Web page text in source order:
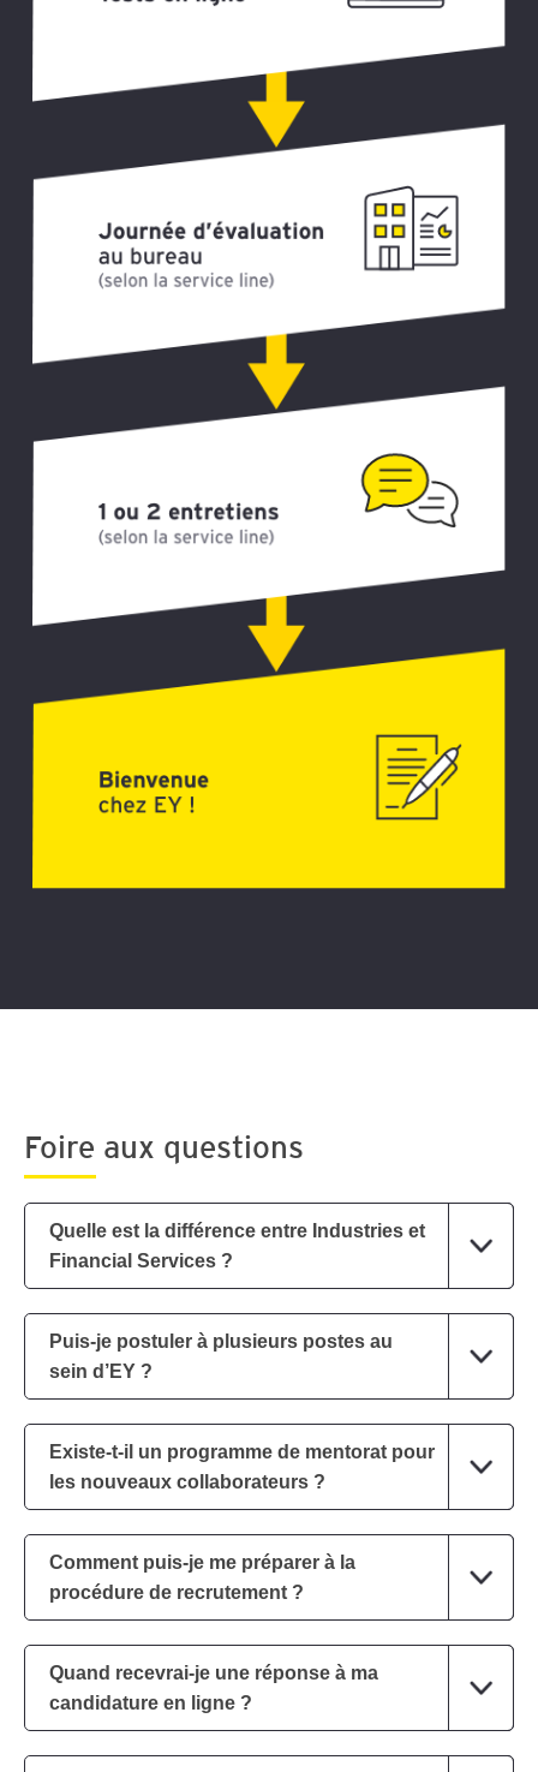
Foire aux questions
Quelle est la différence entre Industries et
Financial Services ?
Puis-je postuler à plusieurs postes au
sein d’EY ?
Existe-t-il un programme de mentorat pour
les nouveaux collaborateurs ?
Comment puis-je me préparer à la
procédure de recrutement ?
Quand recevrai-je une réponse à ma
candidature en ligne ?